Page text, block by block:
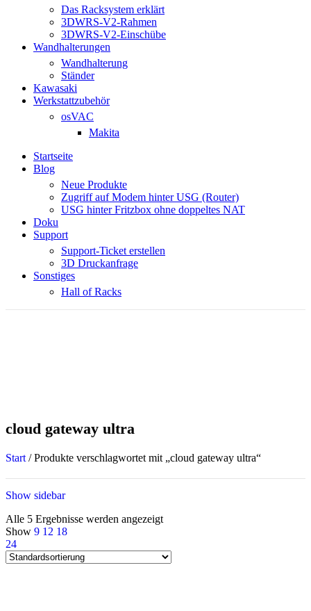
Das Racksystem erklärt
3DWRS-V2-Rahmen
3DWRS-V2-Einschübe
Wandhalterungen
Wandhalterung
Ständer
Kawasaki
Werkstattzubehör
osVAC
Makita
Startseite
Blog
Neue Produkte
Zugriff auf Modem hinter USG (Router)
USG hinter Fritzbox ohne doppeltes NAT
Doku
Support
Support-Ticket erstellen
3D Druckanfrage
Sonstiges
Hall of Racks
cloud gateway ultra
Start / Produkte verschlagwortet mit „cloud gateway ultra“
Show sidebar
Alle 5 Ergebnisse werden angezeigt
Show 9 12 18
24